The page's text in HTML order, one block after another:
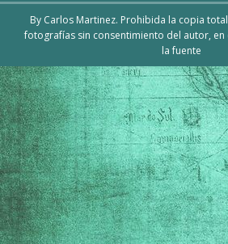
By Carlos Martinez. Prohibida la copia
fotografías sin consentimiento del autor, en
la fuente